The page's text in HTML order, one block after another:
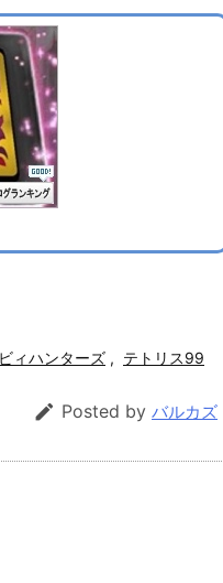
ィハンターズ , テトリス99
 Posted by バルカズ